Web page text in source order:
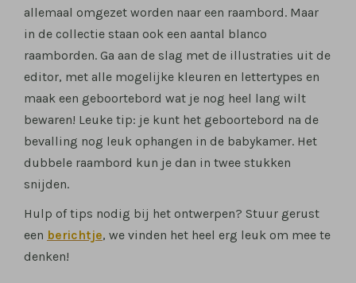
allemaal omgezet worden naar een raambord. Maar
in de collectie staan ook een aantal blanco
raamborden. Ga aan de slag met de illustraties uit de
editor, met alle mogelijke kleuren en lettertypes en
maak een geboortebord wat je nog heel lang wilt
bewaren! Leuke tip: je kunt het geboortebord na de
bevalling nog leuk ophangen in de babykamer. Het
dubbele raambord kun je dan in twee stukken
snijden.
Hulp of tips nodig bij het ontwerpen? Stuur gerust
een berichtje, we vinden het heel erg leuk om mee te
denken!